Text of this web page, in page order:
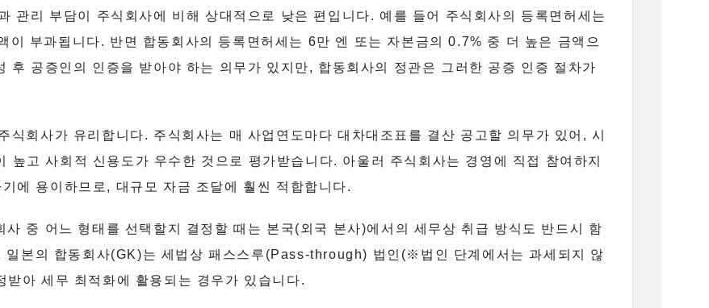
관리 부담이 주식회사에 비해 상대적으로 낮은 편입니다. 예를 들어 주식회사의 등록면허세는
부과됩니다. 반면 합동회사의 등록면허세는 6만 엔 또는 자본금의 0.7% 중 더 높은 금액으
후 공증인의 인증을 받아야 하는 의무가 있지만, 합동회사의 정관은 그러한 공증 인증 절차가
식회사가 유리합니다. 주식회사는 매 사업연도마다 대차대조표를 결산 공고할 의무가 있어, 시
높고 사회적 신용도가 우수한 것으로 평가받습니다. 아울러 주식회사는 경영에 직접 참여하지
에 용이하므로, 대규모 자금 조달에 훨씬 적합합니다.
중 어느 형태를 선택할지 결정할 때는 본국(외국 본사)에서의 세무상 취급 방식도 반드시 함
일본의 합동회사(GK)는 세법상 패스스루(Pass-through) 법인(※법인 단계에서는 과세되지 않
아 세무 최적화에 활용되는 경우가 있습니다.